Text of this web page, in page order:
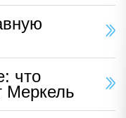
что
Меркель